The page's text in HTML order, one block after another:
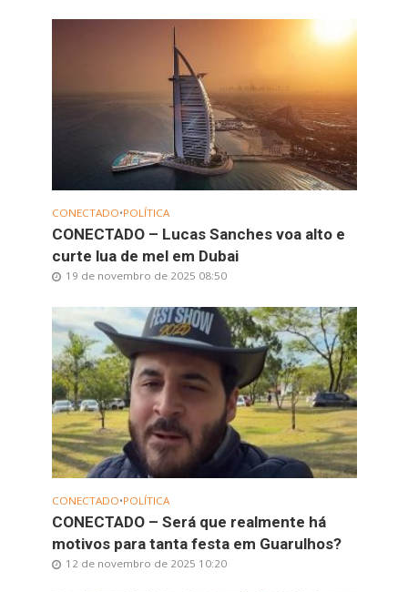
CONECTADO•POLÍTICA
CONECTADO – Lucas Sanches voa alto e
curte lua de mel em Dubai
19 de novembro de 2025 08:50
CONECTADO•POLÍTICA
CONECTADO – Será que realmente há
motivos para tanta festa em Guarulhos?
12 de novembro de 2025 10:20